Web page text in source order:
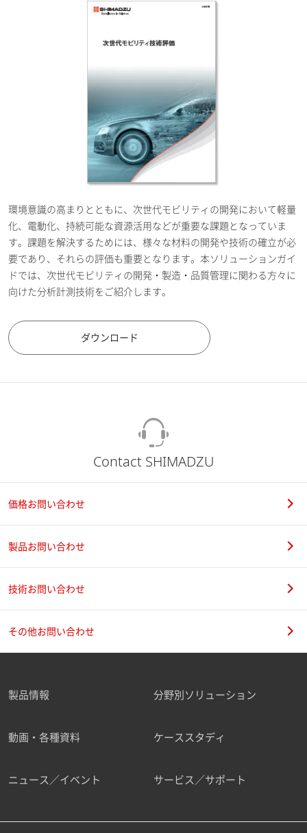
環境意識の高まりとともに、次世代モビリティの開発において軽量
化、電動化、持続可能な資源活用などが重要な課題となっていま
す。課題を解決するためには、様々な材料の開発や技術の確立が必
要であり、それらの評価も重要となります。本ソリューションガイ
ドでは、次世代モビリティの開発・製造・品質管理に関わる方々に
向けた分析計測技術をご紹介します。
ダウンロード
Contact SHIMADZU
価格お問い合わせ
製品お問い合わせ
技術お問い合わせ
その他お問い合わせ
製品情報 分野別ソリューション
動画・各種資料 ケーススタディ
ニュース／イベント サービス／サポート